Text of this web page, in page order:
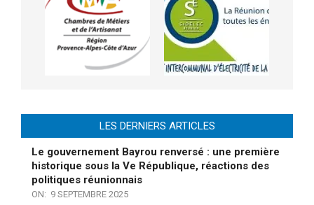
LES DERNIERS ARTICLES
Le gouvernement Bayrou renversé : une première
historique sous la Ve République, réactions des
politiques réunionnais
ON: 9 SEPTEMBRE 2025